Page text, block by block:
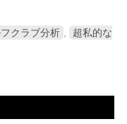
クラブ分析
超私的な